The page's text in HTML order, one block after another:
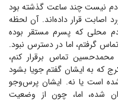
یادم نیست چند ساعت گذشته بود
اصابت قرار داده‌اند. آن لحظه
محلی که پسرم مستقر بوده
گرفتم، اما در دسترس نبود.
تماس برقرار کنم،
که به ایشان گفتم جویا بشود
شده است یا نه. ایشان پرس‌وجو
شده، اما، چون از وضعیت